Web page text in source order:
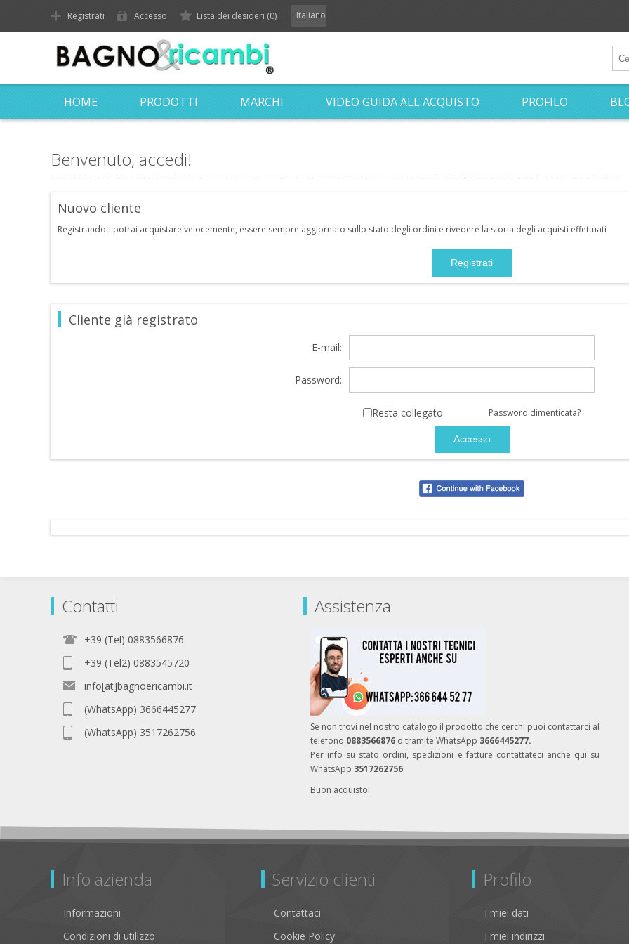
Registrati Accesso Lista dei desideri (0) Italiano
HOME PRODOTTI MARCHI VIDEO GUIDA ALL'ACQUISTO PROFILO
Benvenuto, accedi!
Nuovo cliente
Registrandoti potrai acquistare velocemente, essere sempre aggiornato sullo stato degli ordini e rivedere la storia degli acquisti effettuati
Cliente già registrato
E-mail:
Password:
Resta collegato Password dimenticata?
Contatti
+39 (Tel) 0883566876
+39 (Tel2) 0883545720
info[at]bagnoericambi.it
(WhatsApp) 3666445277
(WhatsApp) 3517262756
Assistenza
Se non trovi nel nostro catalogo il prodotto che cerchi puoi contattarci al
telefono 0883566876 o tramite WhatsApp 3666445277.
Per info su stato ordini, spedizioni e fatture contattateci anche qui su
WhatsApp 3517262756
Buon acquisto!
Info azienda
Informazioni
Condizioni di utilizzo
Servizio clienti
Contattaci
Cookie Policy
Profilo
I miei dati
I miei indirizzi